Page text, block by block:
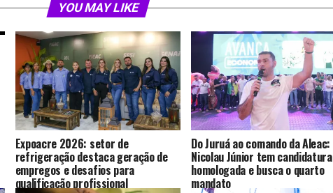
YOU MAY LIKE
Expoacre 2026: setor de
refrigeração destaca geração de
empregos e desafios para
qualificação profissional
Do Juruá ao comando da Aleac:
Nicolau Júnior tem candidatura
homologada e busca o quarto
mandato